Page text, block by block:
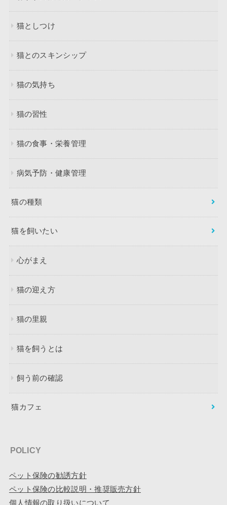
猫としつけ
猫とのスキンシップ
猫の気持ち
猫の習性
猫の食事・栄養管理
病気予防・健康管理
猫の種類
猫を飼いたい
心がまえ
猫の迎え方
猫の里親
猫を飼うとは
飼う前の確認
猫カフェ
POLICY
ペット保険の勧誘方針
ペット保険の比較説明・推奨販売方針
個人情報の取り扱いについて